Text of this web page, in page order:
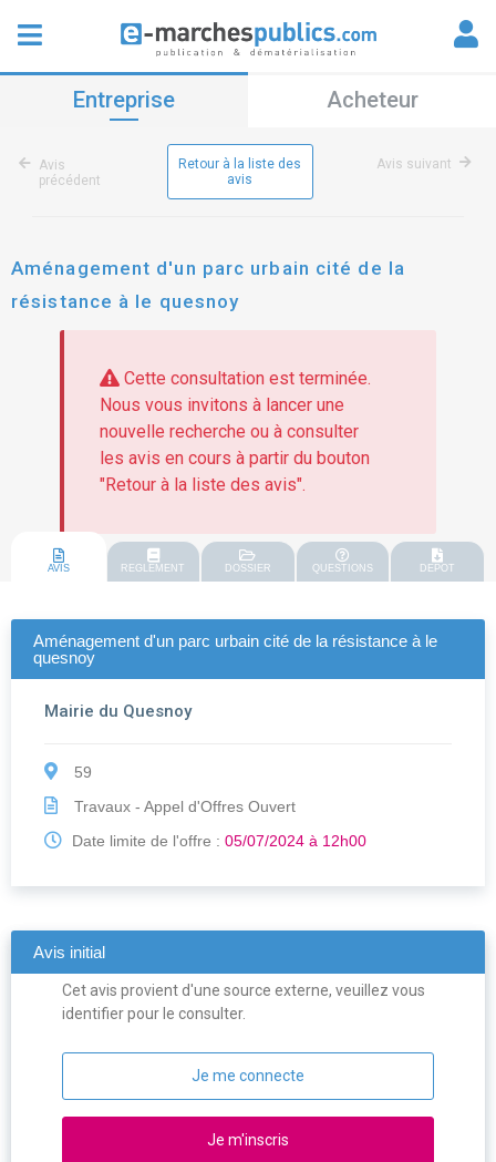
Entreprise Acheteur
Avis
précédent
Retour à la liste des
avis
Avis suivant
Aménagement d'un parc urbain cité de la
résistance à le quesnoy
Cette consultation est terminée.
Nous vous invitons à lancer une
nouvelle recherche ou à consulter
les avis en cours à partir du bouton
"Retour à la liste des avis".
AVIS REGLEMENT DOSSIER QUESTIONS DEPOT
Aménagement d'un parc urbain cité de la résistance à le
quesnoy
Mairie du Quesnoy
59
Travaux - Appel d'Offres Ouvert
Date limite de l'offre : 05/07/2024 à 12h00
Avis initial
Cet avis provient d'une source externe, veuillez vous
identifier pour le consulter.
Je me connecte
Je m'inscris